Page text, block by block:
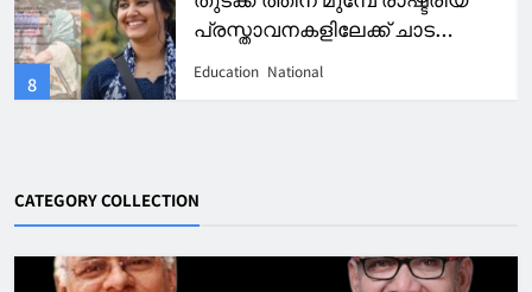
4
വീണ്ടും റാങ്കുകളുടെ തിളക്കം.
Education Kerala
CATEGORY COLLECTION